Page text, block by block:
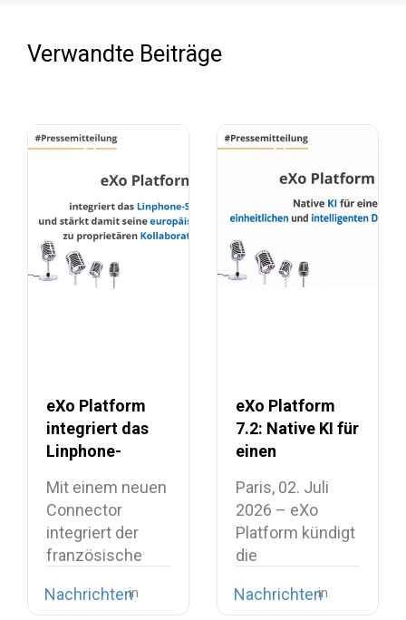
Verwandte Beiträge
eXo Platform
integriert das
Linphone-
stärkt damit
seine
europäische
Alternative zu
proprietären
Kollaborationssuiten
Mit einem neuen
Connector
integriert der
französische
Open-Source-
Nachrichten
eXo Platform
7.2: Native KI für
einen
und
intelligenten
Digital
Workplace
Paris, 02. Juli
2026 – eXo
Platform kündigt
die
der Version…
Nachrichten